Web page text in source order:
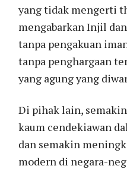
yang tidak mengerti
mengabarkan Injil
tanpa pengakuan
tanpa penghargaan
yang agung yang
Di pihak lain,
kaum cendekiawan
dan semakin
modern di negara-